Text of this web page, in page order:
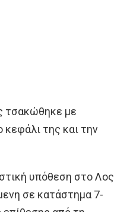
τσακώθηκε με
της και την
υπόθεση στο Λος
σε κατάστημα 7-